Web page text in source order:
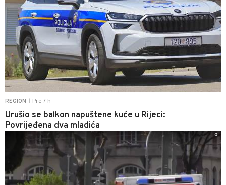
REGION Pre 7 h
Urušio se balkon napuštene kuće u Rijeci:
Povrijeđena dva mladića
0